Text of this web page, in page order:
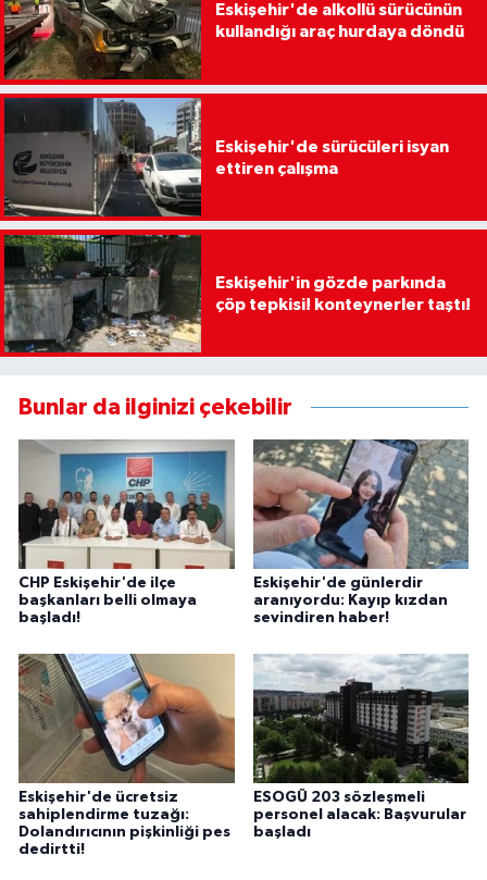
Eskişehir'de alkollü sürücünün
kullandığı araç hurdaya döndü
Eskişehir'de sürücüleri isyan
ettiren çalışma
Eskişehir'in gözde parkında
çöp tepkisi! konteynerler taştı!
Bunlar da ilginizi çekebilir
CHP Eskişehir'de ilçe
başkanları belli olmaya
başladı!
Eskişehir'de günlerdir
aranıyordu: Kayıp kızdan
sevindiren haber!
Eskişehir'de ücretsiz
sahiplendirme tuzağı:
Dolandırıcının pişkinliği pes
dedirtti!
ESOGÜ 203 sözleşmeli
personel alacak: Başvurular
başladı